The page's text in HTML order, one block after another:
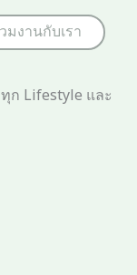
มงานกับเรา
ก Lifestyle และ